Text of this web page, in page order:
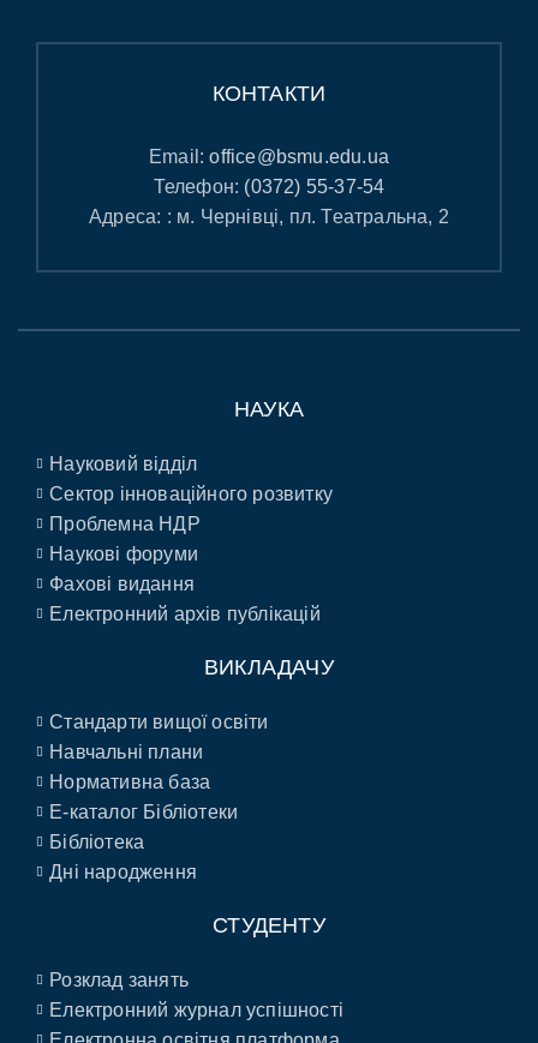
КОНТАКТИ
Email:office@bsmu.edu.ua
Телефон: (0372) 55-37-54
Адреса: : м. Чернівці, пл. Театральна, 2
НАУКА
Науковий відділ
Сектор інноваційного розвитку
Проблемна НДР
Наукові форуми
Фахові видання
Електронний архів публікацій
ВИКЛАДАЧУ
Стандарти вищої освіти
Навчальні плани
Нормативна база
E-каталог Бібліотеки
Бібліотека
Дні народження
СТУДЕНТУ
Розклад занять
Електронний журнал успішності